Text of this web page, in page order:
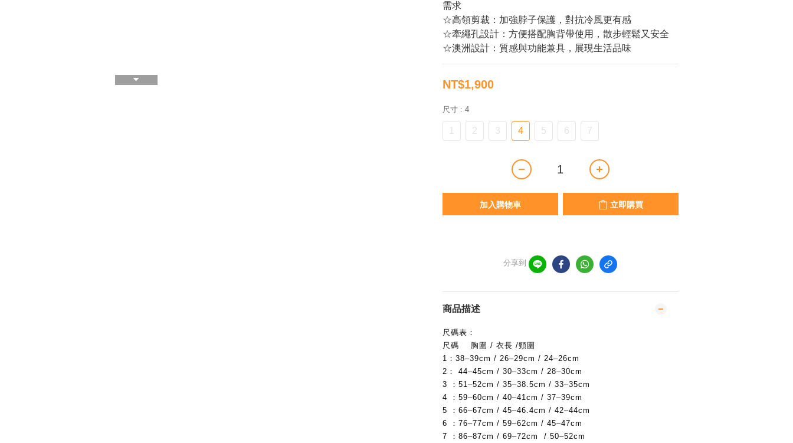
需求
☆高領剪裁：加強脖子保護，對抗冷風更有感
☆牽繩孔設計：方便搭配胸背帶使用，散步輕鬆又安全
☆澳洲設計：質感與功能兼具，展現生活品味
NT$1,900
尺寸 : 4
1 2 3 4 5 6 7
加入購物車 立即購買
分享到
商品描述
尺碼表：
尺碼 胸圍 / 衣長 /頸圍
1：38–39cm / 26–29cm / 24–26cm
2： 44–45cm / 30–33cm / 28–30cm
3 ：51–52cm / 35–38.5cm / 33–35cm
4 ：59–60cm / 40–41cm / 37–39cm
5 ：66–67cm / 45–46.4cm / 42–44cm
6 ：76–77cm / 59–62cm / 45–47cm
7 ：86–87cm / 69–72cm / 50–52cm